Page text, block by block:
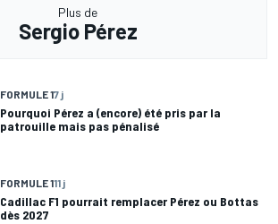
Plus de
Sergio Pérez
FORMULE 17 j
Pourquoi Pérez a (encore) été pris par la
patrouille mais pas pénalisé
FORMULE 111 j
Cadillac F1 pourrait remplacer Pérez ou Bottas
dès 2027